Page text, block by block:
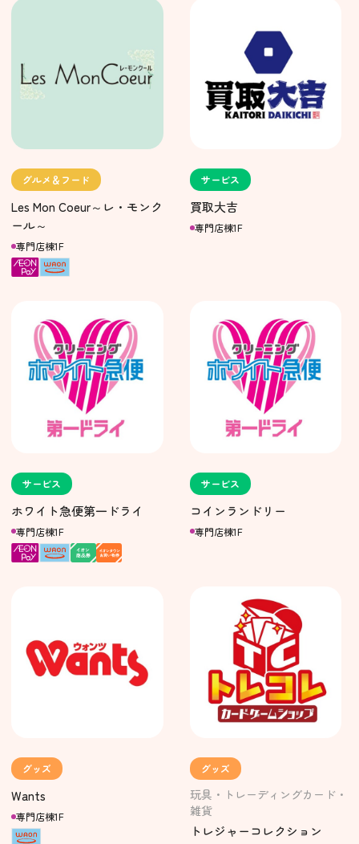
グルメ＆フード
Les Mon Coeur～レ・モンク
ール～
専門店棟1F
サービス
買取大吉
専門店棟1F
サービス
ホワイト急便第一ドライ
専門店棟1F
サービス
コインランドリー
専門店棟1F
グッズ
Wants
専門店棟1F
グッズ
玩具・トレーディングカード・
雑貨
トレジャーコレクション